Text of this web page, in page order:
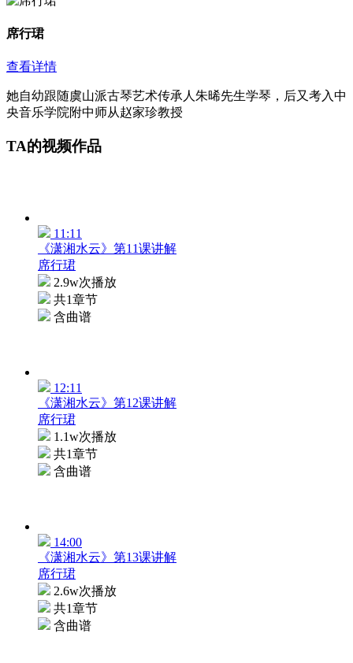
席行珺
查看详情
她自幼跟随虞山派古琴艺术传承人朱晞先生学琴，后又考入中
央音乐学院附中师从赵家珍教授
TA的视频作品
11:11
《潇湘水云》第11课讲解
席行珺
2.9w次播放
共1章节
含曲谱
12:11
《潇湘水云》第12课讲解
席行珺
1.1w次播放
共1章节
含曲谱
14:00
《潇湘水云》第13课讲解
席行珺
2.6w次播放
共1章节
含曲谱